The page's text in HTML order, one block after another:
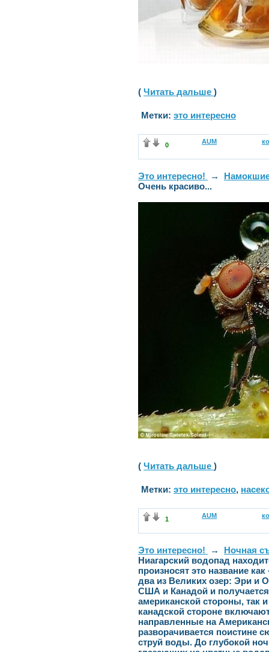
( Читать дальше )
Метки: это интересно
0 AUM
Это интересно! →
Очень красиво...
( Читать дальше )
Метки: это интересно,
1 AUM
Это интересно! →
Ночная
Ниагарский водопад
произносят это название
два из Великих озер: Эри и
США и Канадой и
американской стороны, так
канадской стороне
направленные на
разворачивается поистине
струй воды. До глубокой